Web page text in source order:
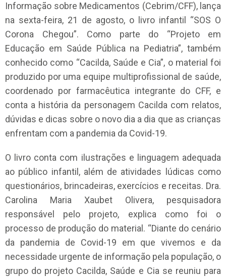
Informação sobre Medicamentos (Cebrim/CFF), lança
na sexta-feira, 21 de agosto, o livro infantil “SOS O
Corona Chegou”. Como parte do “Projeto em
Educação em Saúde Pública na Pediatria”, também
conhecido como “Cacilda, Saúde e Cia”, o material foi
produzido por uma equipe multiprofissional de saúde,
coordenado por farmacêutica integrante do CFF, e
conta a história da personagem Cacilda com relatos,
dúvidas e dicas sobre o novo dia a dia que as crianças
enfrentam com a pandemia da Covid-19.
O livro conta com ilustrações e linguagem adequada
ao público infantil, além de atividades lúdicas como
questionários, brincadeiras, exercícios e receitas. Dra.
Carolina Maria Xaubet Olivera, pesquisadora
responsável pelo projeto, explica como foi o
processo de produção do material. “Diante do cenário
da pandemia de Covid-19 em que vivemos e da
necessidade urgente de informação pela população, o
grupo do projeto Cacilda, Saúde e Cia se reuniu para